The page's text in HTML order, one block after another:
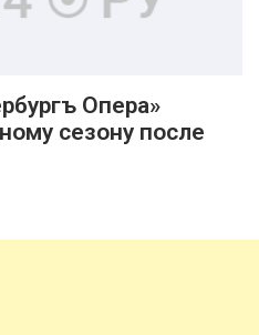
Опера»
сезону после